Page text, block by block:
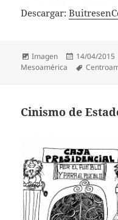
Descargar:
Formato
Imagen
Publicado
el
14/04/2015
Mesoamérica
Etiquetas
Cinismo de